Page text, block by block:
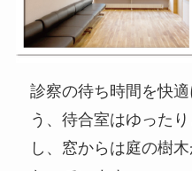
診察の待ち時間を快
う、待合室はゆった
し、窓からは庭の樹